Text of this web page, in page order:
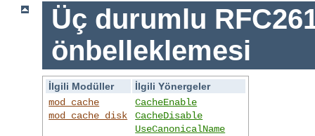
Üç durumlu
önbelleklemesi
İlgili Modüller
İlgili Yönergeler
mod_cache
mod_cache_disk
CacheEnable
CacheDisable
UseCanonicalName